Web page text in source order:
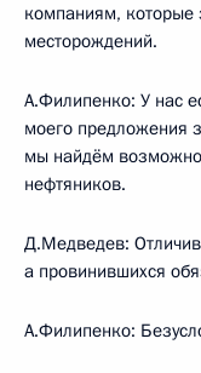
компаниям, которые
месторождений.
А.Филипенко: У нас
моего предложения
мы найдём
нефтяников.
Д.Медведев:
а провинившихся
А.Филипенко: